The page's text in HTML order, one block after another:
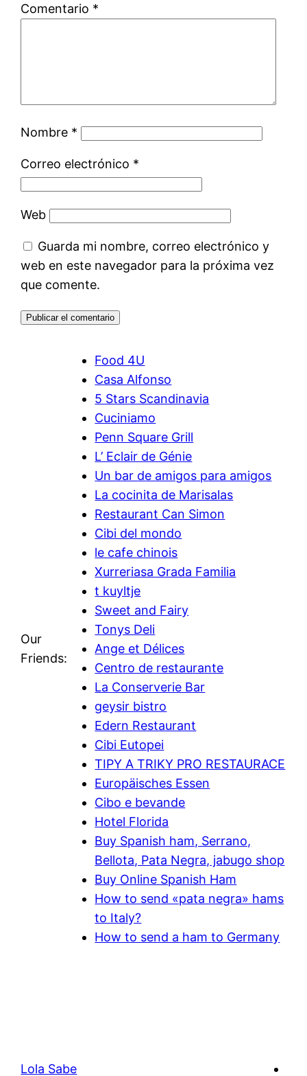
Comentario *
Nombre *
Correo electrónico *
Web
Guarda mi nombre, correo electrónico y
web en este navegador para la próxima vez
que comente.
Our
Friends:
Food 4U
Casa Alfonso
5 Stars Scandinavia
Cuciniamo
Penn Square Grill
L’ Eclair de Génie
Un bar de amigos para amigos
La cocinita de Marisalas
Restaurant Can Simon
Cibi del mondo
le cafe chinois
Xurreriasa Grada Familia
t kuyltje
Sweet and Fairy
Tonys Deli
Ange et Délices
Centro de restaurante
La Conserverie Bar
geysir bistro
Edern Restaurant
Cibi Eutopei
TIPY A TRIKY PRO RESTAURACE
Europäisches Essen
Cibo e bevande
Hotel Florida
Buy Spanish ham, Serrano,
Bellota, Pata Negra, jabugo shop
Buy Online Spanish Ham
How to send «pata negra» hams
to Italy?
How to send a ham to Germany
Lola Sabe